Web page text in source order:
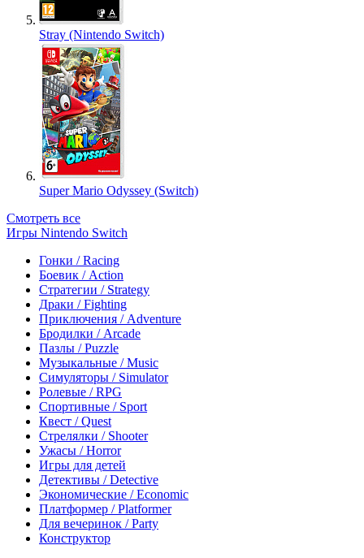
Stray (Nintendo Switch)
Super Mario Odyssey (Switch)
Смотреть все
Игры Nintendo Switch
Гонки / Racing
Боевик / Action
Стратегии / Strategy
Драки / Fighting
Приключения / Adventure
Бродилки / Arcade
Пазлы / Puzzle
Музыкальные / Music
Симуляторы / Simulator
Ролевые / RPG
Спортивные / Sport
Квест / Quest
Стрелялки / Shooter
Ужасы / Horror
Игры для детей
Детективы / Detective
Экономические / Economic
Платформер / Platformer
Для вечеринок / Party
Конструктор